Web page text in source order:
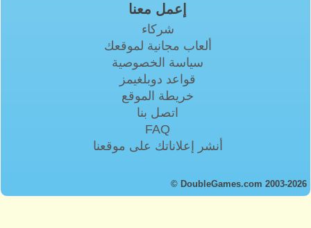
إعمل معنا
شركاء
ألعاب مجانية لموقعك
سياسة الخصوصية
قواعد دوبلغيمز
خريطة الموقع
اتصل بنا
FAQ
أنشر إعلاناتك على موقعنا
© DoubleGames.com 2003-2026